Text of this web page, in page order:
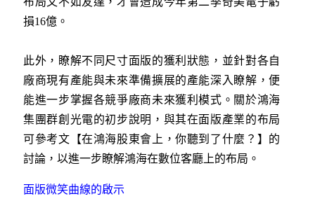
損16億。
此外，瞭解不同尺寸面版的獲利狀態，並針對各自
廠商現有產能與未來準備擴展的產能深入瞭解，便
能進一步掌握各競爭廠商未來獲利模式。關於鴻海
集團群創光電的初步說明，與其在面版產業的布局
可參考文【在鴻海股東會上，你聽到了什麼？】的
討論，以進一步瞭解鴻海在數位客廳上的布局。
面版微笑曲線的啟示